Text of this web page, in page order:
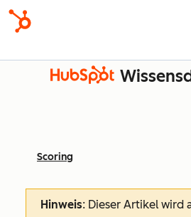
Scoring
Hinweis: Dieser Artikel wird